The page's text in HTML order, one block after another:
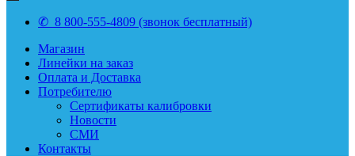
✆ 8 800-555-4809 (звонок бесплатный)
Магазин
Линейки на заказ
Оплата и Доставка
Потребителю
Сертификаты калибровки
Новости
СМИ
Контакты